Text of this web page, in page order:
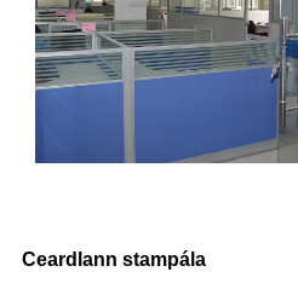
Ceardlann stampála